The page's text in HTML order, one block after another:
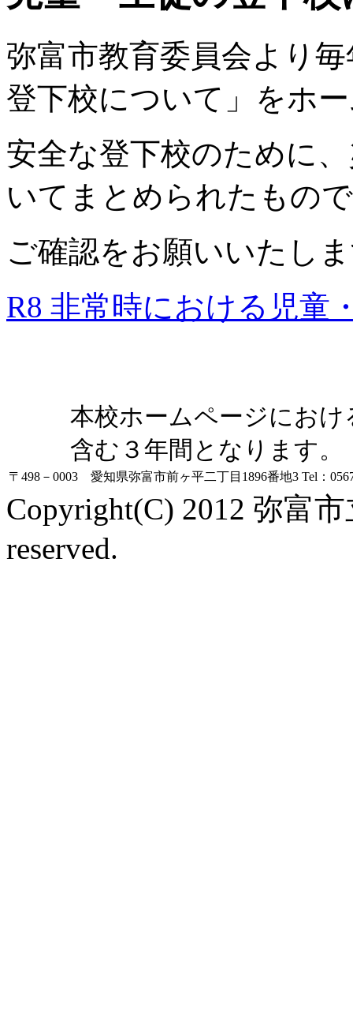
弥富市教育委員会より
登下校について」をホ
安全な登下校のために
いてまとめられたもの
ご確認をお願いいたし
R8 非常時における児童
本校ホームページにお
含む３年間となります。
〒498－0003 愛知県弥富市前ヶ平二丁目1896番地3 Tel：
Copyright(C) 2012 弥富
reserved.